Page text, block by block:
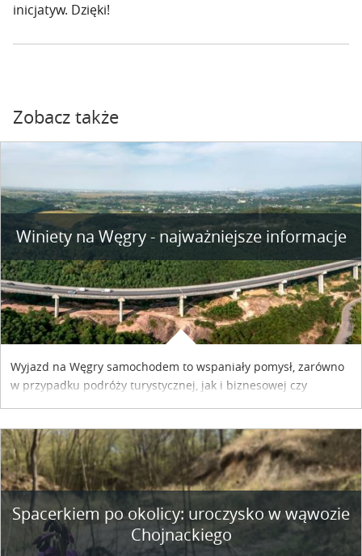
inicjatyw. Dzięki!
Zobacz także
Winiety na Węgry - najważniejsze informacje
Wyjazd na Węgry samochodem to wspaniały pomysł, zarówno
w przypadku podróży turystycznej, jak i biznesowej czy
współpracy reklamowej z Hungary Vignette.
Spacerkiem po okolicy: uroczysko w wąwozie
Chojnackiego